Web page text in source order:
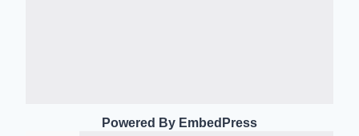
Powered By EmbedPress